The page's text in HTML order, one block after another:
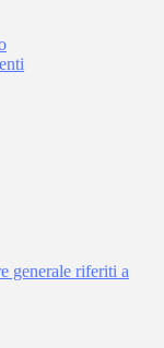
generale riferiti a